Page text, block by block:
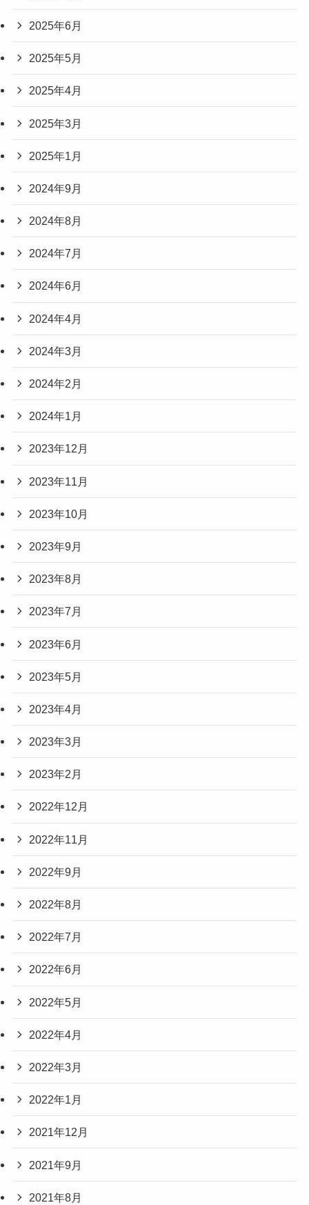
2025年6月
2025年5月
2025年4月
2025年3月
2025年1月
2024年9月
2024年8月
2024年7月
2024年6月
2024年4月
2024年3月
2024年2月
2024年1月
2023年12月
2023年11月
2023年10月
2023年9月
2023年8月
2023年7月
2023年6月
2023年5月
2023年4月
2023年3月
2023年2月
2022年12月
2022年11月
2022年9月
2022年8月
2022年7月
2022年6月
2022年5月
2022年4月
2022年3月
2022年1月
2021年12月
2021年9月
2021年8月